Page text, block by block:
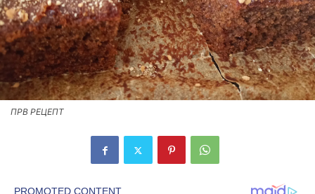
ПРВ РЕЦЕПТ